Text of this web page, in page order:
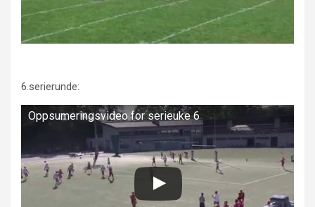
6.serierunde:
Oppsumeringsvideo for serieuke 6